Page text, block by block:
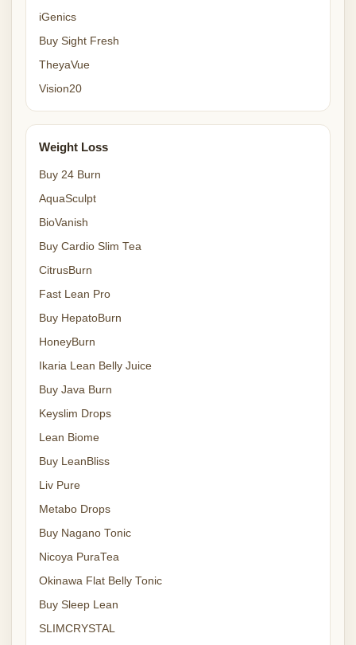
iGenics
Buy Sight Fresh
TheyaVue
Vision20
Weight Loss
Buy 24 Burn
AquaSculpt
BioVanish
Buy Cardio Slim Tea
CitrusBurn
Fast Lean Pro
Buy HepatoBurn
HoneyBurn
Ikaria Lean Belly Juice
Buy Java Burn
Keyslim Drops
Lean Biome
Buy LeanBliss
Liv Pure
Metabo Drops
Buy Nagano Tonic
Nicoya PuraTea
Okinawa Flat Belly Tonic
Buy Sleep Lean
SLIMCRYSTAL